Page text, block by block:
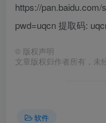
https://
pwd=uqcn 提取码:
© 版权声明
文章版权归作者所有，未
软件